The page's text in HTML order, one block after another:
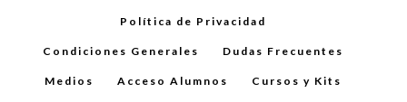
Política de Privacidad
Condiciones Generales Dudas Frecuentes
Medios Acceso Alumnos Cursos y Kits